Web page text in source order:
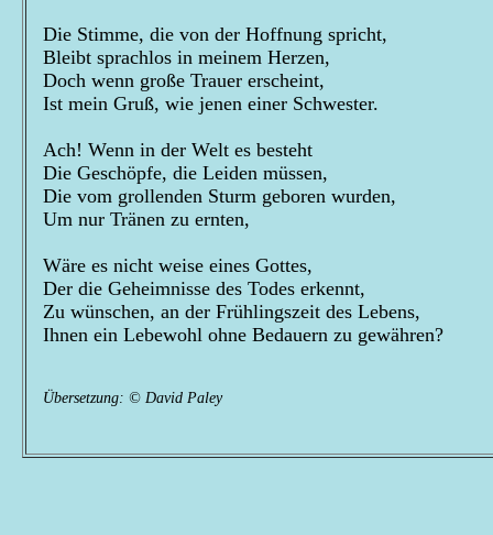
Die Stimme, die von der Hoffnung spricht,
Bleibt sprachlos in meinem Herzen,
Doch wenn große Trauer erscheint,
Ist mein Gruß, wie jenen einer Schwester.
Ach! Wenn in der Welt es besteht
Die Geschöpfe, die Leiden müssen,
Die vom grollenden Sturm geboren wurden,
Um nur Tränen zu ernten,
Wäre es nicht weise eines Gottes,
Der die Geheimnisse des Todes erkennt,
Zu wünschen, an der Frühlingszeit des Lebens,
Ihnen ein Lebewohl ohne Bedauern zu gewähren?
Übersetzung: © David Paley